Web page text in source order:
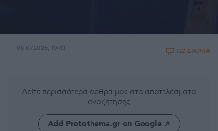
08.07.2026, 10:43 122 ΣΧΟΛΙΑ
Δείτε περισσότερα άρθρα μας στα αποτελέσματα
αναζήτησης
Add Protothema.gr on Google